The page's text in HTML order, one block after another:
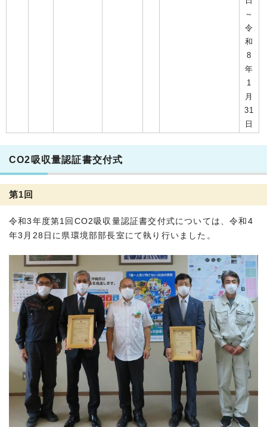
～
令
和
8
年
1
月
31
日
CO2吸収量認証書交付式
第1回
令和3年度第1回CO2吸収量認証書交付式については、令和4
年3月28日に県環境部部長室にて執り行いました。